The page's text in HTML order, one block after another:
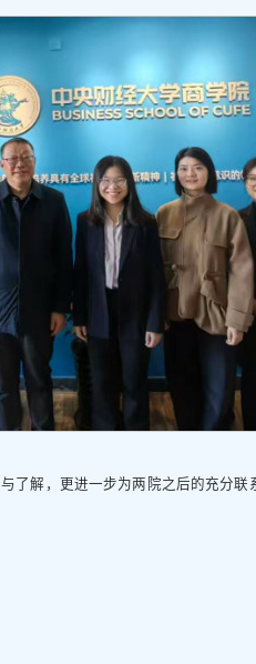
了解，更进一步为两院之后的充分